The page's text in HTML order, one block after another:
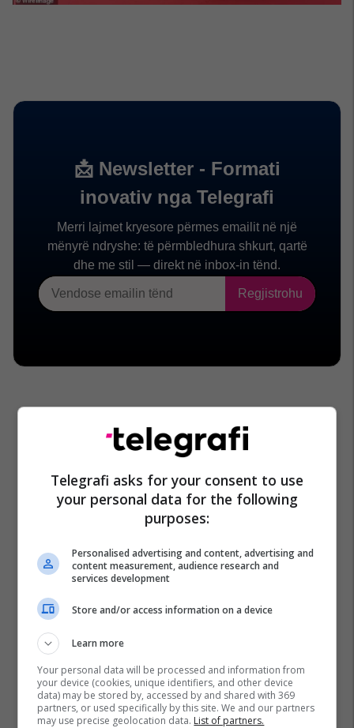
Telegrafi asks for your consent to use
your personal data for the following
purposes:
Personalised advertising and content, advertising and
content measurement, audience research and
services development
Store and/or access information on a device
Learn more
Your personal data will be processed and information from
your device (cookies, unique identifiers, and other device
data) may be stored by, accessed by and shared with 369
partners, or used specifically by this site. We and our partners
may use precise geolocation data. List of partners.